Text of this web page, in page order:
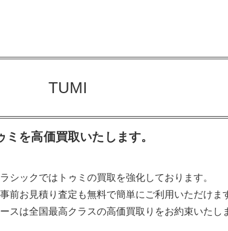
TUMI
ミを高価買取いたします。
シックではトゥミの買取を強化しております。
前お見積り査定も無料で簡単にご利用いただけま
スは全国最高クラスの高価買取りをお約束いたし